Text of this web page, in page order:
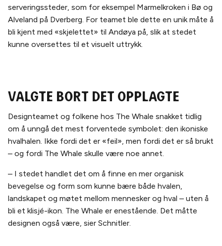
serveringssteder, som for eksempel Marmelkroken i Bø og
Alveland på Dverberg. For teamet ble dette en unik måte å
bli kjent med «skjelettet» til Andøya på, slik at stedet
kunne oversettes til et visuelt uttrykk.
Valgte bort det opplagte
Designteamet og folkene hos The Whale snakket tidlig
om å unngå det mest forventede symbolet: den ikoniske
hvalhalen. Ikke fordi det er «feil», men fordi det er så brukt
– og fordi The Whale skulle være noe annet.
– I stedet handlet det om å finne en mer organisk
bevegelse og form som kunne bære både hvalen,
landskapet og møtet mellom mennesker og hval – uten å
bli et klisjé-ikon. The Whale er enestående. Det måtte
designen også være, sier Schnitler.